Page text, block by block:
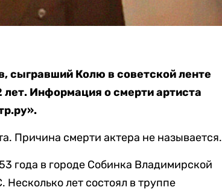
сыгравший Колю в советской ленте
Информация о смерти артиста
Причина смерти актера не называется.
года в городе Собинка Владимирской
Несколько лет состоял в труппе